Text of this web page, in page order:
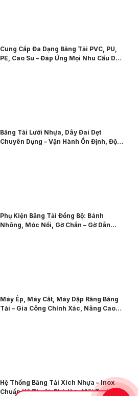
Cung Cấp Đa Dạng Băng Tải PVC, PU,
PE, Cao Su – Đáp Ứng Mọi Nhu Cầu Dây
Băng Tải Lưới Nhựa, Dây Đai Dẹt
Chuyên Dụng – Vận Hành Ổn Định, Độ
Phụ Kiện Băng Tải Đồng Bộ: Bánh
Nhông, Móc Nối, Gờ Chắn – Gờ Dẫn
Máy Ép, Máy Cắt, Máy Dập Răng Băng
Tải – Gia Công Chính Xác, Nâng Cao
Hệ Thống Băng Tải Xích Nhựa – Inox
Chuẩn Kỹ Thuật, Phù Hợp Môi Trường